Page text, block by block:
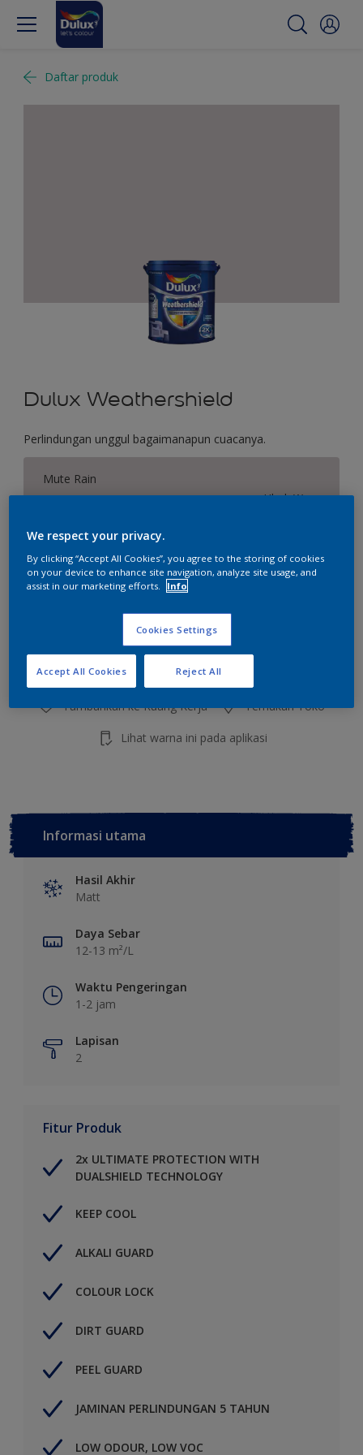
Daftar produk
Dulux Weathershield
Perlindungan unggul bagaimanapun cuacanya.
Mute Rain
Ubah Warna
Ukuran
2.5 L 20 L
Kalkulator cat
Hitung
Tambahkan ke Ruang Kerja Temukan Toko
Lihat warna ini pada aplikasi
Informasi utama
Hasil Akhir
Matt
Daya Sebar
12-13 m²/L
Waktu Pengeringan
1-2 jam
Lapisan
2
Fitur Produk
2x ULTIMATE PROTECTION WITH
DUALSHIELD TECHNOLOGY
KEEP COOL
ALKALI GUARD
COLOUR LOCK
DIRT GUARD
PEEL GUARD
JAMINAN PERLINDUNGAN 5 TAHUN
LOW ODOUR, LOW VOC
We respect your privacy.
By clicking “Accept All Cookies”, you agree to the storing of cookies
on your device to enhance site navigation, analyze site usage, and
assist in our marketing efforts.
Info
Cookies Settings
Reject All
Accept All Cookies